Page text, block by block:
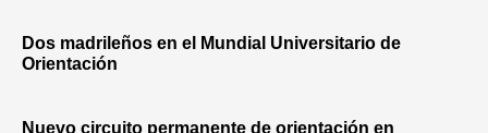
Dos madrileños en el Mundial Universitario de
Orientación
Nuevo circuito permanente de orientación en